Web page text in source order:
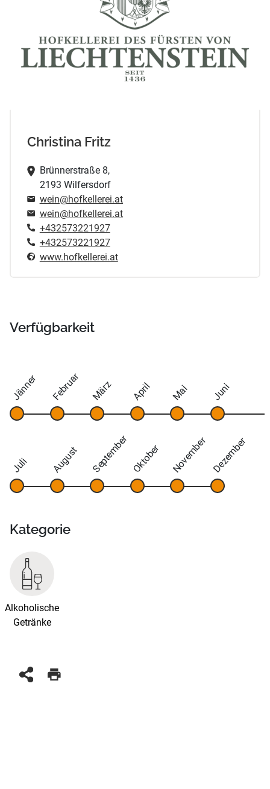
Christina Fritz
Brünnerstraße 8,
2193 Wilfersdorf
wein@hofkellerei.at
wein@hofkellerei.at
+432573221927
+432573221927
www.hofkellerei.at
Verfügbarkeit
Jänner Februar März April Mai Juni
Juli August September Oktober November Dezember
Kategorie
Alkoholische
Getränke